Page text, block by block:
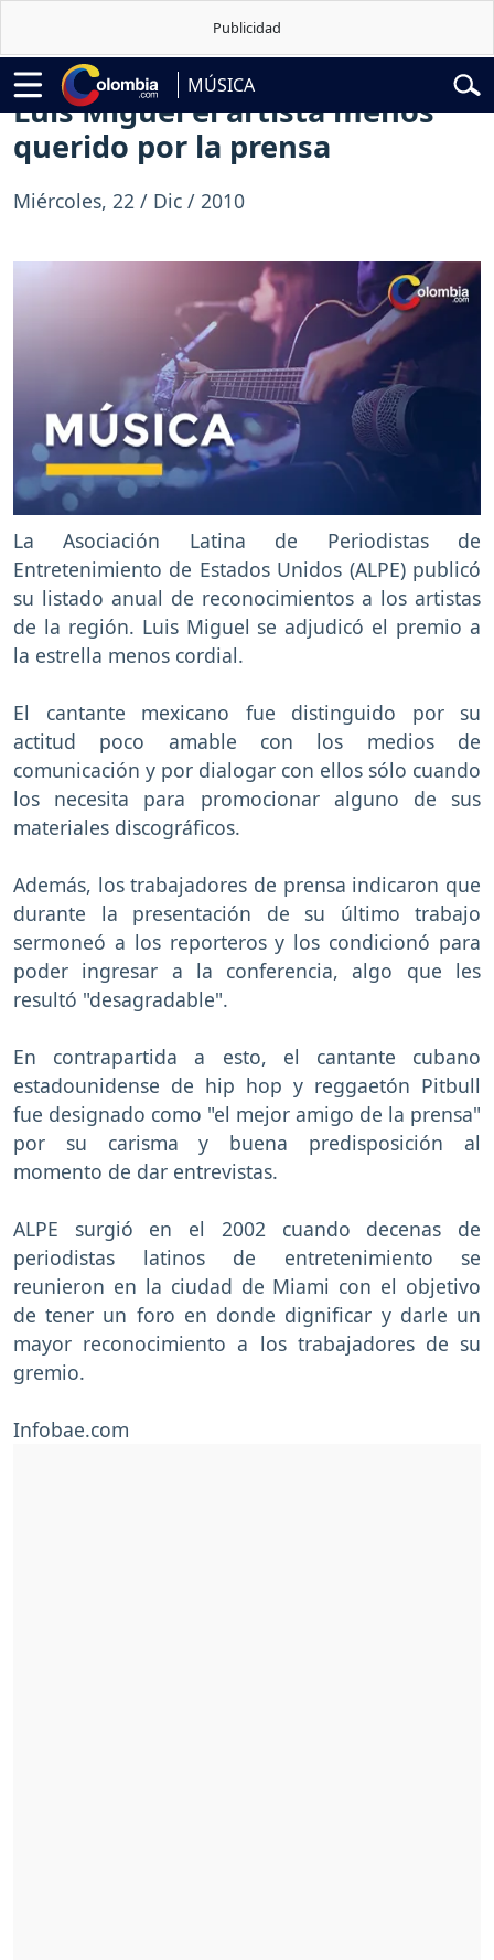
MÚSICA
de la Espriella Vuelta a Colombia
Luis Miguel el artista menos
querido por la prensa
Miércoles, 22 / Dic / 2010
La Asociación Latina de Periodistas de
Entretenimiento de Estados Unidos (ALPE) publicó
su listado anual de reconocimientos a los artistas
de la región. Luis Miguel se adjudicó el premio a
la estrella menos cordial.
El cantante mexicano fue distinguido por su
actitud poco amable con los medios de
comunicación y por dialogar con ellos sólo cuando
los necesita para promocionar alguno de sus
materiales discográficos.
Además, los trabajadores de prensa indicaron que
durante la presentación de su último trabajo
sermoneó a los reporteros y los condicionó para
poder ingresar a la conferencia, algo que les
resultó "desagradable".
En contrapartida a esto, el cantante cubano
estadounidense de hip hop y reggaetón Pitbull
fue designado como "el mejor amigo de la prensa"
por su carisma y buena predisposición al
momento de dar entrevistas.
ALPE surgió en el 2002 cuando decenas de
periodistas latinos de entretenimiento se
reunieron en la ciudad de Miami con el objetivo
de tener un foro en donde dignificar y darle un
mayor reconocimiento a los trabajadores de su
gremio.
Infobae.com